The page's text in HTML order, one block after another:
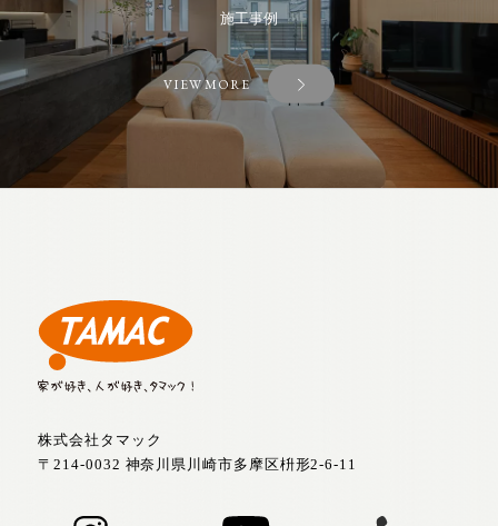
施工事例
VIEW MORE
株式会社タマック
〒214-0032 神奈川県川崎市多摩区枡形2-6-11